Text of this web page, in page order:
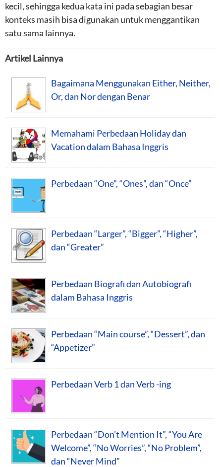
kecil, sehingga kedua kata ini pada sebagian besar
konteks masih bisa digunakan untuk menggantikan
satu sama lainnya.
Artikel Lainnya
Bagaimana Menggunakan Either, Neither,
Or, dan Nor dengan Benar
Memahami Perbedaan Holiday dan
Vacation dalam Bahasa Inggris
Perbedaan “One”, “Ones”, dan “Once”
Perbedaan “Larger”, “Bigger”, “Higher”,
dan “Greater”
Perbedaan Biografi dan Autobiografi
dalam Bahasa Inggris
Perbedaan “Main course”, “Dessert”, dan
“Appetizer”
Perbedaan Verb 1 dan Verb -ing
Perbedaan “Don’t Mention It”, “You Are
Welcome”, “No Worries”, “No Problem”,
dan “Never Mind”